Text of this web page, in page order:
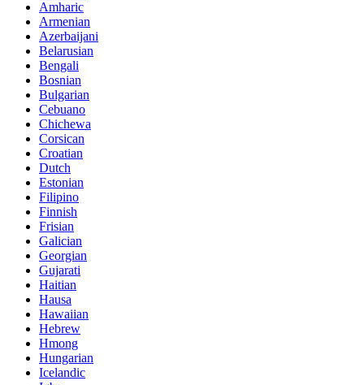
Amharic
Armenian
Azerbaijani
Belarusian
Bengali
Bosnian
Bulgarian
Cebuano
Chichewa
Corsican
Croatian
Dutch
Estonian
Filipino
Finnish
Frisian
Galician
Georgian
Gujarati
Haitian
Hausa
Hawaiian
Hebrew
Hmong
Hungarian
Icelandic